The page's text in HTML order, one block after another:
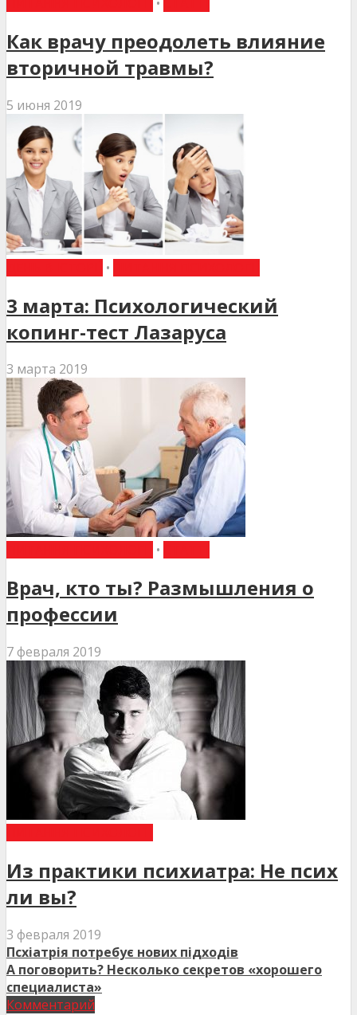
Как врачу преодолеть влияние
вторичной травмы?
5 июня 2019
•
3 марта: Психологический
копинг-тест Лазаруса
3 марта 2019
•
Врач, кто ты? Размышления о
профессии
7 февраля 2019
Из практики психиатра: Не псих
ли вы?
3 февраля 2019
Псхіатрія потребує нових підходів
А поговорить? Несколько секретов «хорошего
специалиста»
Комментарий